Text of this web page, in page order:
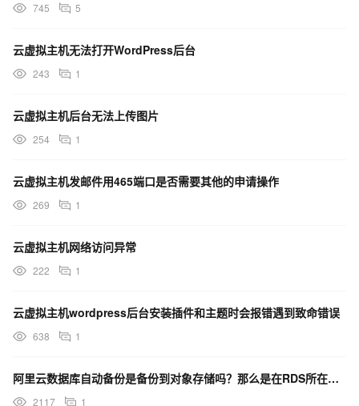
745 5
云虚拟主机无法打开WordPress后台
243 1
云虚拟主机后台无法上传图片
254 1
云虚拟主机发邮件用465端口是否需要其他的申请操作
269 1
云虚拟主机网络访问异常
222 1
云虚拟主机wordpress后台安装插件和主题时会报错遇到致命错误
638 1
阿里云数据库自动备份是备份到对象存储吗？那么是在RDS所在的虚拟机里写的自动脚本还是别的方式实现的呢
2117 1